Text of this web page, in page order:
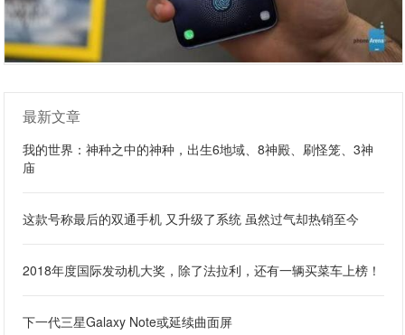
最新文章
我的世界：神种之中的神种，出生6地域、8神殿、刷怪笼、3神
庙
这款号称最后的双通手机 又升级了系统 虽然过气却热销至今
2018年度国际发动机大奖，除了法拉利，还有一辆买菜车上榜！
下一代三星Galaxy Note或延续曲面屏